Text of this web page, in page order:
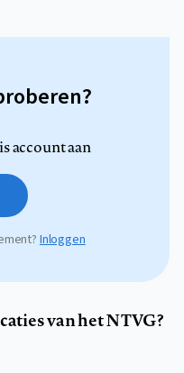
account aan
Inloggen
van het NTVG?